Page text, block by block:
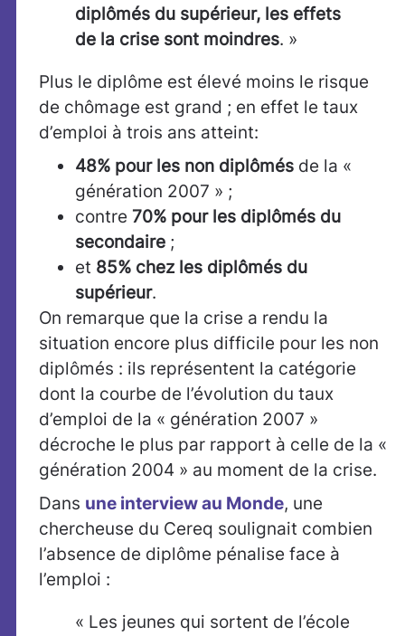
diplômés du supérieur, les effets
de la crise sont moindres. »
Plus le diplôme est élevé moins le risque
de chômage est grand ; en effet le taux
d’emploi à trois ans atteint:
48% pour les non diplômés de la «
génération 2007 » ;
contre 70% pour les diplômés du
secondaire ;
et 85% chez les diplômés du
supérieur.
On remarque que la crise a rendu la
situation encore plus difficile pour les non
diplômés : ils représentent la catégorie
dont la courbe de l’évolution du taux
d’emploi de la « génération 2007 »
décroche le plus par rapport à celle de la «
génération 2004 » au moment de la crise.
Dans une interview au Monde, une
chercheuse du Cereq soulignait combien
l’absence de diplôme pénalise face à
l’emploi :
« Les jeunes qui sortent de l’école